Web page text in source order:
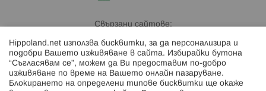
Свързани сайтове:
Hippoland.ro
Последвайте ни:
Hippoland.net използва бисквитки, за да персонализира и
подобри Вашето изживяване в сайта. Избирайки бутона
“Съгласявам се”, можем да Ви предоставим по-добро
изживяване по време на Вашето онлайн пазаруване.
Блокирането на определени типове бисквитки ще окаже